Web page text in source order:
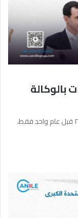
جنتان سايح اف دي دي لونغ وور ٢ كانون الأول ٢٠٢٤ قبل عام واحد فقط،